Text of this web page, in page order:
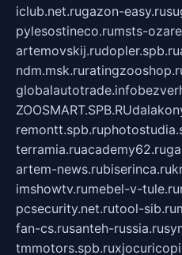
iclub.net.rugazon-easy.ru
pylesostineco.rumsts-
artemovskij.rudopler.spb.ru
ndm.msk.ru
globalautotrade.info
ZOOSMART.SPB.RU
remontt.spb.ru
terramia.ruacademy62.ru
artem-news.rubiserinca.ru
imshowtv.rumebel-v-tule.ru
pcsecurity.net.rutool-sib.ru
fan-cs.rusanteh-russia.ru
tmmotors.spb.ru